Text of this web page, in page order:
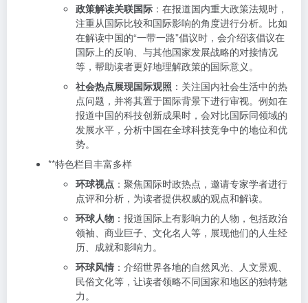
政策解读关联国际 ：在报道国内重大政策法规时，
注重从国际比较和国际影响的角度进行分析。比如
在解读中国的“一带一路”倡议时，会介绍该倡议在
国际上的反响、与其他国家发展战略的对接情况
等，帮助读者更好地理解政策的国际意义。
社会热点展现国际观照 ：关注国内社会生活中的热
点问题，并将其置于国际背景下进行审视。例如在
报道中国的科技创新成果时，会对比国际同领域的
发展水平，分析中国在全球科技竞争中的地位和优
势。
**特色栏目丰富多样
环球视点 ：聚焦国际时政热点，邀请专家学者进行
点评和分析，为读者提供权威的观点和解读。
环球人物 ：报道国际上有影响力的人物，包括政治
领袖、商业巨子、文化名人等，展现他们的人生经
历、成就和影响力。
环球风情 ：介绍世界各地的自然风光、人文景观、
民俗文化等，让读者领略不同国家和地区的独特魅
力。